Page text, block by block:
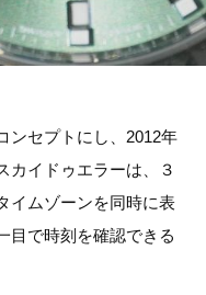
ンセプトにし、2012年
カイドゥエラーは、３
イムゾーンを同時に表
目で時刻を確認できる